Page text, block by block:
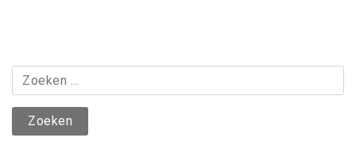
Zoeken
naar: